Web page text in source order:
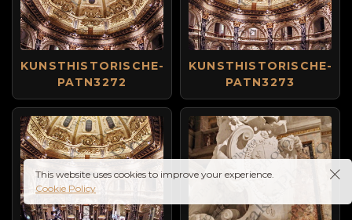
KUNSTHISTORISCHE-
PATN3272
KUNSTHISTORISCHE-
PATN3273
This website uses cookies to improve your experience.
Cookie Policy